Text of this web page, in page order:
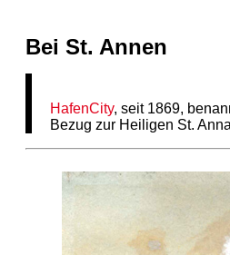
Bei St. Annen
HafenCity, seit 1869,
Bezug zur Heiligen St.